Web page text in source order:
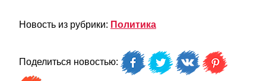
Новость из рубрики: Политика
Поделиться новостью: